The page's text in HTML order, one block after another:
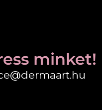
minket!